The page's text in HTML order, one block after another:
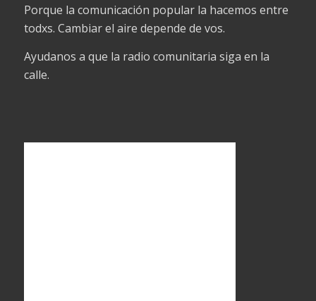
Porque la comunicación popular la hacemos entre
todxs. Cambiar el aire depende de vos.
Ayudanos a que la radio comunitaria siga en la
calle.